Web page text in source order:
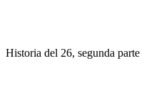
Historia del 26, segunda parte